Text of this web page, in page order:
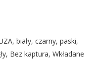
biały, czarny, paski,
Bez kaptura, Wkładane